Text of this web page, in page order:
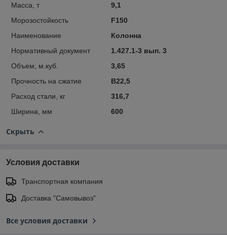
Масса, т
9,1
Морозостойкость
F150
Наименование
Колонна
Нормативный документ
1.427.1-3 вып. 3
Объем, м.куб.
3,65
Прочность на сжатие
В22,5
Расход стали, кг
316,7
Ширина, мм
600
Скрыть
Условия доставки
Транспортная компания
Доставка "Самовывоз"
Все условия доставки